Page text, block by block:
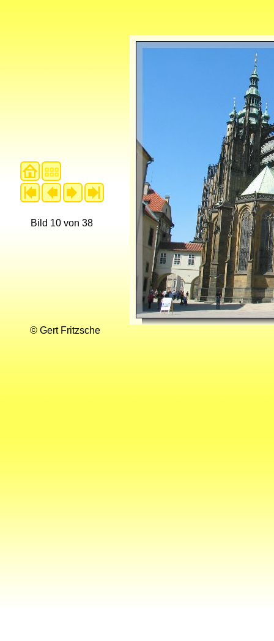
Bild 10 von 38
© Gert Fritzsche